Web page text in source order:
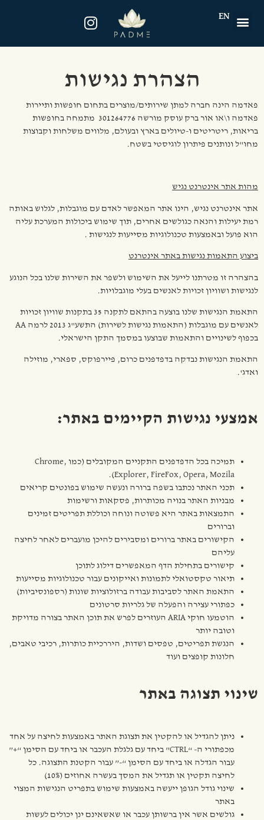
EN
הצהרת נגישות
פאדמה הינה חברה למתן שירותים/מוצרים בתחום חופשות ותיירות
פאדמה ו\או אור ברק עוסק מורשה 301264776 מתמחה בחופשות
בריאות, ריטריטים ו-טיולים בארץ ובעולם, מלווים משלחות וקבוצות
מחו"ל ונותנים פיתרון לוגיסטי בשטח.
מהות אתר אינטרנט נגיש
אתר אינטרנט נגיש, הינו אתר המאפשר לאדם עם מוגבלות, לגלוש באותה
רמת יעילות והנאה כגולשים אחרים, תוך שימוש ביכולות המערכת עליה
הוא פועל ובאמצעות טכנולוגיות מסייעות לנגישות .
ביצוע התאמות נגישות באתר אינטרנט
בהצהרה זו מטרתנו לייעל את השימוש ולשפר את השירות שלנו בכל הנוגע
לנגישות ושוויון זכויות לאנשים בעלי מוגבלויות.
התאמת הנגישות שלנו בוצעה בהתאם לתקנה 35 בתקנות שוויון זכויות
לאנשים עם מוגבלות (התאמות נגישות לשירות) התשע"ג 2013 לרמה AA
בכפוף לשינויים והתאמות שבוצעו במסמך התקן הישראלי.
התאמת הנגישות נבדקה בדפדפנים כרום, פיירפוקס, ספארי, מוזילה
ואדג'.
אמצעי נגישות הקיימים באתר:
תמיכה בכל הדפדפנים התקניים המקובלים (כמו Chrome,
Explorer, FireFox, Opera, Mozila).
תכני האתר נכתבו בשפה ברורה ונעשה שימוש בפונטים קריאים
מבניות האתר בנויה מכותרות, פסקאות ורשימות
התמצאות באתר היא פשוטה ונוחה וכוללת תפריטים זמינים
וברורים
הקישורים באתר ברורים ומסבירים להיכן מועברים לאחר לחיצה
עליהם
קישורים בתחילת הדף המאפשרים דילוג לתוכן
תיאור טקסטואלי לתמונות ואייקונים עבור טכנולוגיות מסייעות
התאמת האתר לסביבות עבודה ברזולוציות שונות (רספונסיביות)
כפתורי עצירה והפעלה של גלריות סרטונים
הוטמעו חוקי ARIA העוזרים לפרש את תוכן האתר בצורה מדויקת
וטובה יותר
הנגשת תפריטים, טפסים ושדות, היררכיית כותרות, רכיבי טאבים,
חלונות קופצים ועוד
שינוי תצוגה באתר
ניתן להגדיל או להקטין את תצוגת האתר באמצעות לחיצה על אחד
מכפתורי ה- “CTRL” ביחד עם גלגלת העכבר או ביחד עם הסימן “+”
עבור הגדלה או ביחד עם הסימן “-” עבור הקטנת התצוגה. כל
לחיצה תקטין או תגדיל את המסך בעשרה אחוזים (10%)
שינוי גודל הגופן ייעשה באמצעות שימוש בתפריט הנגישות המצוי
באתר
גולשים אשר אין ברשותן עכבר או שאשאינם ינן יכולים לעשות